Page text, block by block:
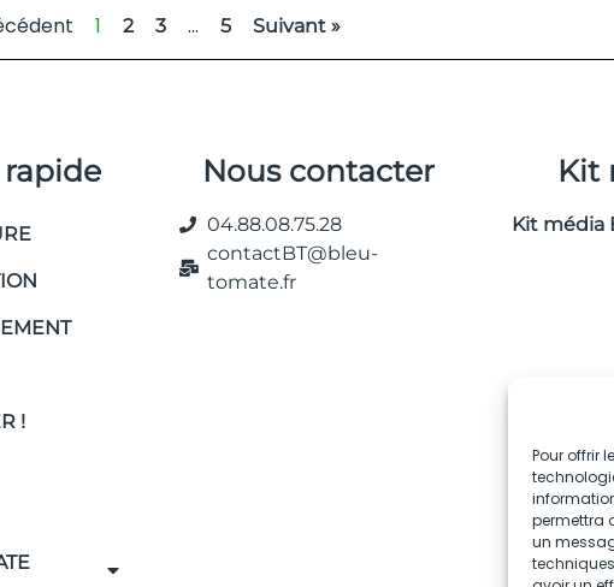
Pour offrir
permettra
un
1 2 3 … 5 Suivant »
rapide
!
Nous contacter
04.88.08.75.28
contactBT@bleu-
tomate.fr
Kit
Kit média